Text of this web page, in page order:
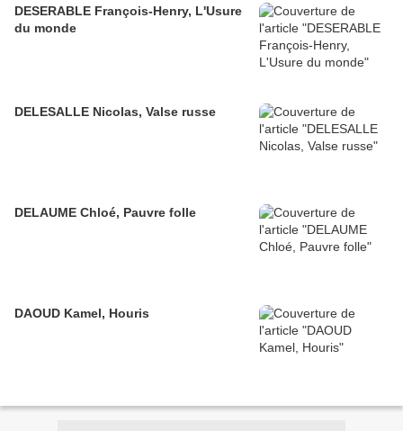
DESERABLE François-Henry, L'Usure
du monde
DELESALLE Nicolas, Valse russe
DELAUME Chloé, Pauvre folle
DAOUD Kamel, Houris